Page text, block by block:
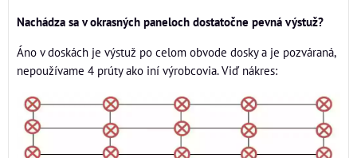
Nachádza sa v okrasných paneloch dostatočne pevná výstuž?
Áno v doskách je výstuž po celom obvode dosky a je pozváraná,
nepoužívame 4 prúty ako iní výrobcovia. Viď nákres: